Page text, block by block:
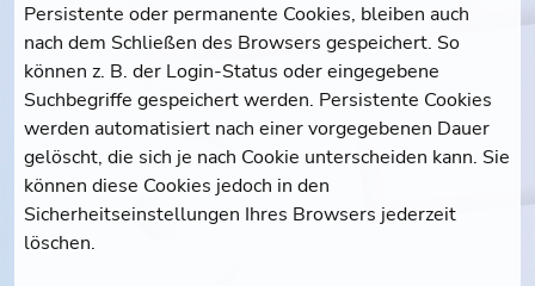
Persistente oder permanente Cookies, bleiben auch
nach dem Schließen des Browsers gespeichert. So
können z. B. der Login-Status oder eingegebene
Suchbegriffe gespeichert werden. Persistente Cookies
werden automatisiert nach einer vorgegebenen Dauer
gelöscht, die sich je nach Cookie unterscheiden kann. Sie
können diese Cookies jedoch in den
Sicherheitseinstellungen Ihres Browsers jederzeit
löschen.